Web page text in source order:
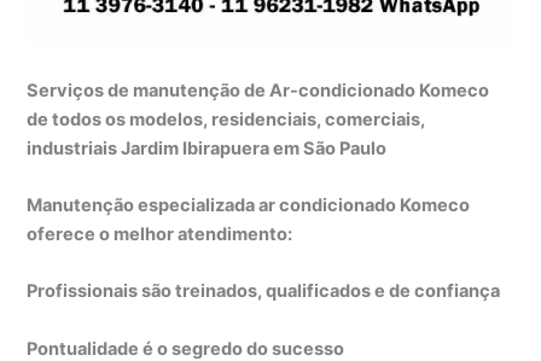
Serviços de manutenção de Ar-condicionado Komeco
de todos os modelos, residenciais, comerciais,
industriais Jardim Ibirapuera em São Paulo
Manutenção especializada ar condicionado Komeco
oferece o melhor atendimento:
Profissionais são treinados, qualificados e de confiança
Pontualidade é o segredo do sucesso